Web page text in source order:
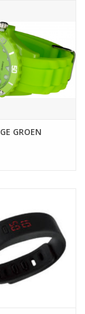
GROEN